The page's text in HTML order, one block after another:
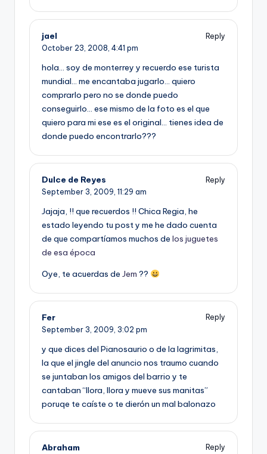
jael
Reply
October 23, 2008, 4:41 pm
hola… soy de monterrey y recuerdo ese turista
mundial… me encantaba jugarlo… quiero
comprarlo pero no se donde puedo
conseguirlo… ese mismo de la foto es el que
quiero para mi ese es el original… tienes idea de
donde puedo encontrarlo???
Dulce de Reyes
Reply
September 3, 2009, 11:29 am
Jajaja, !! que recuerdos !! Chica Regia, he
estado leyendo tu post y me he dado cuenta
de que compartí­amos muchos de los juguetes
de esa época
Oye, te acuerdas de Jem ??
Fer
Reply
September 3, 2009, 3:02 pm
y que dices del Pianosaurio o de la lagrimitas,
la que el jingle del anuncio nos traumo cuando
se juntaban los amigos del barrio y te
cantaban “llora, llora y mueve sus manitas”
poruqe te caí­ste o te dierón un mal balonazo
Abraham
Reply